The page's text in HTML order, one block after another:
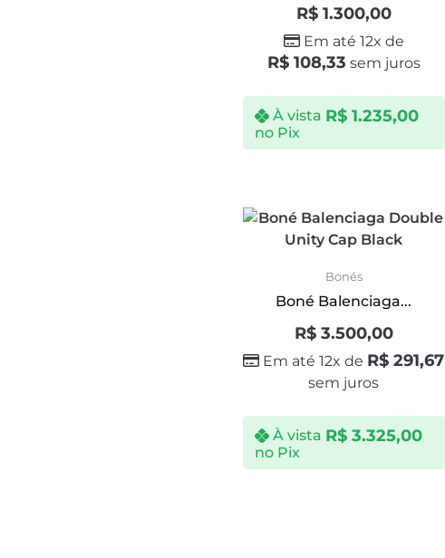
R$1.300,00
Em até 12x de
R$108,33 sem juros
À vista R$ 1.235,00
no Pix
Bonés
Boné Balenciaga...
R$3.500,00
Em até 12x de R$ 291,67
sem juros
À vista R$ 3.325,00
no Pix